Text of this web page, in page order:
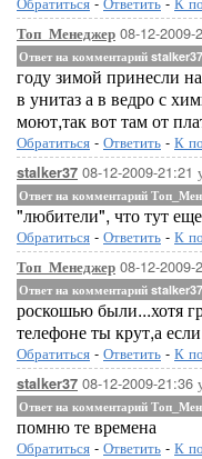
Топ_Менеджер 08-12-2009-
Ответ на комментарий stalker37
году зимой принесли
в унитаз а в ведро с
моют,так вот там от
Обратиться - Ответить - К
stalker37 08-12-2009-21:21
Ответ на комментарий
"любители", что тут еще
Обратиться - Ответить - К
Топ_Менеджер 08-12-2009-
Ответ на комментарий stalker37
роскошью были...хотя
телефоне ты крут,а
Обратиться - Ответить - К
stalker37 08-12-2009-21:36
Ответ на комментарий
помню те времена
Обратиться - Ответить - К